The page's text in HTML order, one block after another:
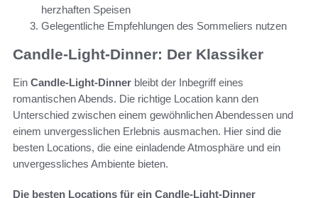
herzhaften Speisen
Gelegentliche Empfehlungen des Sommeliers nutzen
Candle-Light-Dinner: Der Klassiker
Ein Candle-Light-Dinner bleibt der Inbegriff eines
romantischen Abends. Die richtige Location kann den
Unterschied zwischen einem gewöhnlichen Abendessen und
einem unvergesslichen Erlebnis ausmachen. Hier sind die
besten Locations, die eine einladende Atmosphäre und ein
unvergessliches Ambiente bieten.
Die besten Locations für ein Candle-Light-Dinner